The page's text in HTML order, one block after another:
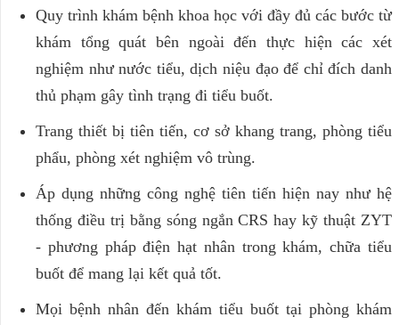
Quy trình khám bệnh khoa học với đầy đủ các bước từ
khám tổng quát bên ngoài đến thực hiện các xét
nghiệm như nước tiểu, dịch niệu đạo để chỉ đích danh
thủ phạm gây tình trạng đi tiểu buốt.
Trang thiết bị tiên tiến, cơ sở khang trang, phòng tiểu
phẩu, phòng xét nghiệm vô trùng.
Áp dụng những công nghệ tiên tiến hiện nay như hệ
thống điều trị bằng sóng ngắn CRS hay kỹ thuật ZYT
- phương pháp điện hạt nhân trong khám, chữa tiểu
buốt để mang lại kết quả tốt.
Mọi bệnh nhân đến khám tiểu buốt tại phòng khám